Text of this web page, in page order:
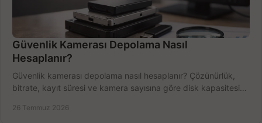
Güvenlik Kamerası Depolama Nasıl
Hesaplanır?
Güvenlik kamerası depolama nasıl hesaplanır? Çözünürlük,
bitrate, kayıt süresi ve kamera sayısına göre disk kapasitesini
26 Temmuz 2026